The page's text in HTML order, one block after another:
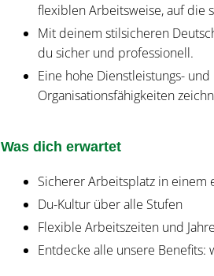
flexiblen Arbeitsweise, auf die
Mit deinem stilsicheren
du sicher und professionell.
Eine hohe Dienstleistungs-
Organisationsfähigkeiten
Was dich erwartet
Sicherer Arbeitsplatz in
Du-Kultur über alle Stufen
Flexible Arbeitszeiten und
Entdecke alle unsere